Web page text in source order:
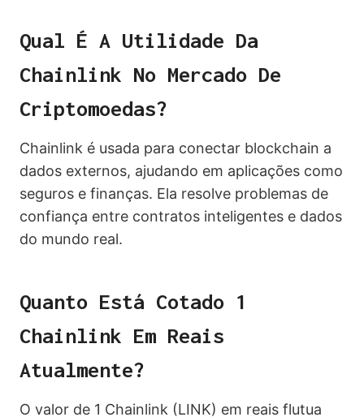
Qual É A Utilidade Da
Chainlink No Mercado De
Criptomoedas?
Chainlink é usada para conectar blockchain a
dados externos, ajudando em aplicações como
seguros e finanças. Ela resolve problemas de
confiança entre contratos inteligentes e dados
do mundo real.
Quanto Está Cotado 1
Chainlink Em Reais
Atualmente?
O valor de 1 Chainlink (LINK) em reais flutua